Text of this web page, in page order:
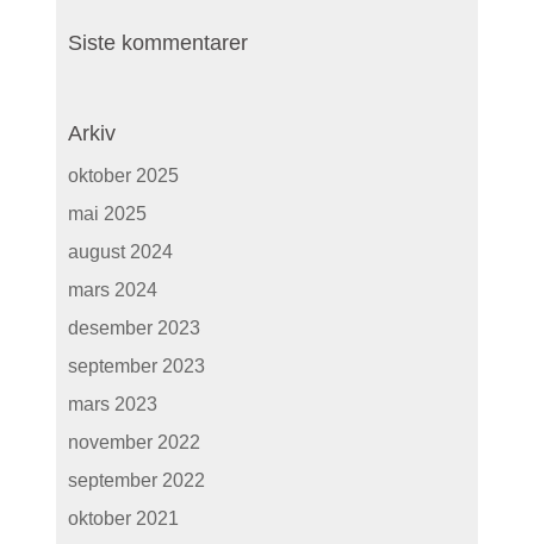
Siste kommentarer
Arkiv
oktober 2025
mai 2025
august 2024
mars 2024
desember 2023
september 2023
mars 2023
november 2022
september 2022
oktober 2021